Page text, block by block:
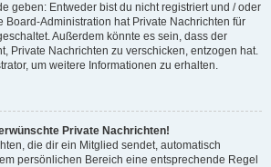
geben: Entweder bist du nicht registriert und / oder
Board-Administration hat Private Nachrichten für
Außerdem könnte es sein, dass der
Private Nachrichten zu verschicken, entzogen hat.
um weitere Informationen zu erhalten.
Private Nachrichten!
die dir ein Mitglied sendet, automatisch
persönlichen Bereich eine entsprechende Regel